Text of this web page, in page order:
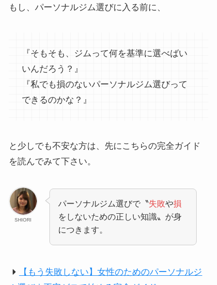
もし、パーソナルジム選びに入る前に、
『そもそも、ジムって何を基準に選べばい
いんだろう？』
『私でも損のないパーソナルジム選びって
できるのかな？』
と少しでも不安な方は、先にこちらの完全ガイド
を読んでみて下さい。
SHIORI
パーソナルジム選びで〝失敗や損
をしないための正しい知識〟が身
につきます。
【もう失敗しない】女性のためのパーソナルジ